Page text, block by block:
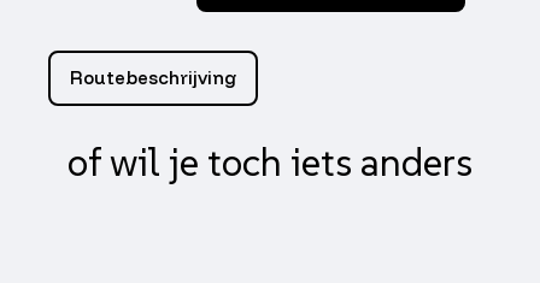
aantal
Routebeschrijving
of wil je toch iets anders